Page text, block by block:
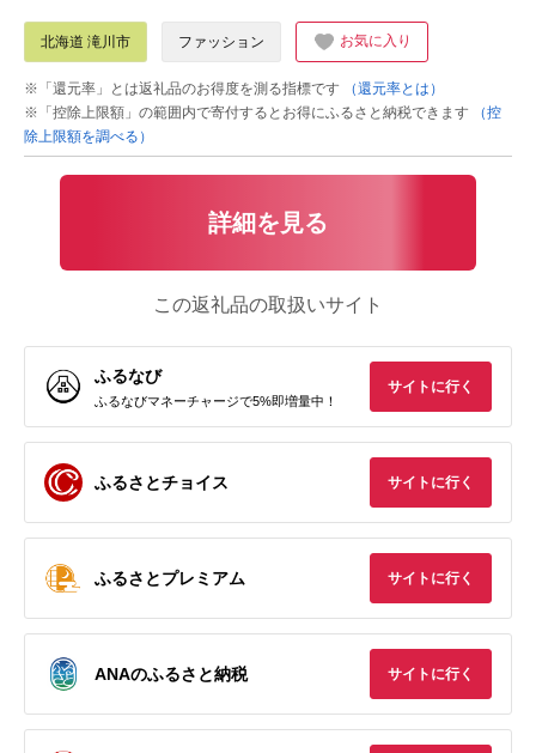
北海道 滝川市 ファッション お気に入り
※「還元率」とは返礼品のお得度を測る指標です
（還元率とは）
※「控除上限額」の範囲内で寄付するとお得にふるさと納税できます
（控
除上限額を調べる）
詳細を見る
この返礼品の取扱いサイト
ふるなび
ふるなびマネーチャージで5%即増量中！
サイトに行く
ふるさとチョイス サイトに行く
ふるさとプレミアム サイトに行く
ANAのふるさと納税 サイトに行く